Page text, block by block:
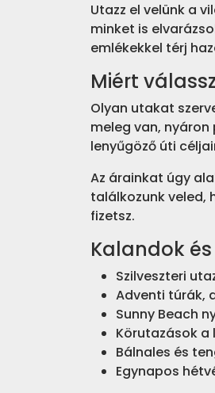
Utazz el velünk a
minket is
emlékekkel térj
Miért
Olyan utakat
meleg van,
lenyűgöző úti
Az árainkat úgy
találkozunk veled,
fizetsz.
Kalandok
Szilveszteri
Adventi túrák,
Sunny Beach
Körutazások
Bálnales és
Egynapos